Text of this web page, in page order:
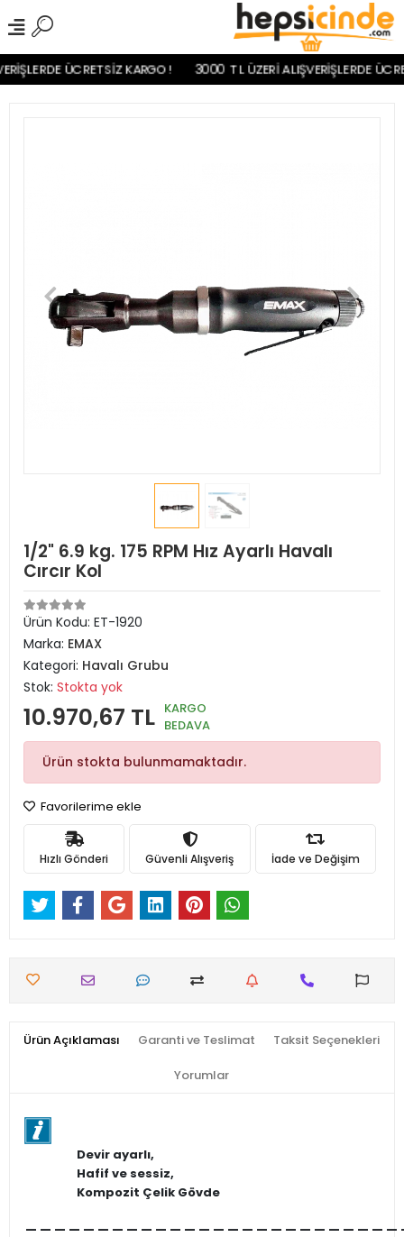
ÜCRETSİZ KARGO! 3000 TL ÜZERİ ALIŞVERİŞLERDE
1/2" 6.9 kg. 175 RPM Hız Ayarlı Havalı
Cırcır Kol
Ürün Kodu: ET-1920
Marka: EMAX
Kategori: Havalı Grubu
Stok: Stokta yok
10.970,67 TL KARGO
BEDAVA
Ürün stokta bulunmamaktadır.
Favorilerime ekle
Hızlı Gönderi Güvenli Alışveriş İade ve Değişim
Ürün Açıklaması Garanti ve Teslimat Taksit Seçenekleri
Yorumlar
Devir ayarlı,
Hafif ve sessiz,
Kompozit Çelik Gövde